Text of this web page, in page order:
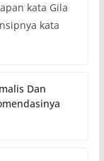
kata Gila
kata
Dan